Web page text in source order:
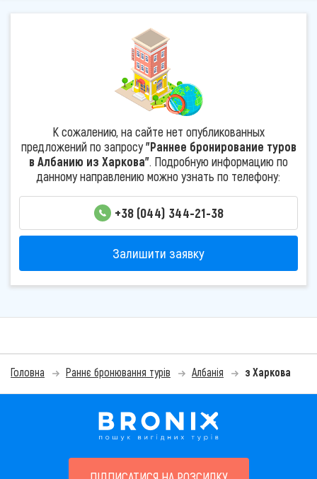
К сожалению, на сайте нет опубликованных
предложений по запросу"Раннее бронирование туров
в Албанию из Харкова". Подробную информацию по
данному направлению можно узнать по телефону:
+38 (044) 344-21-38
Залишити заявку
Головна Раннє бронювання турів Албанія з Харкова